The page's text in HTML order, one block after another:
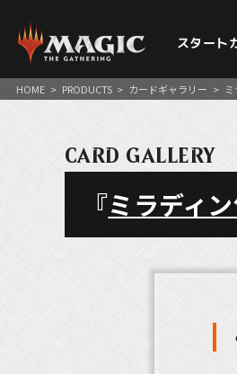
スタート
HOME > PRODUCTS > カードギャラリー >
CARD GALLERY
『ミラディ